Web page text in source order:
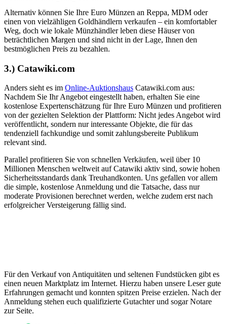
Alternativ können Sie Ihre Euro Münzen an Reppa, MDM oder
einen von vielzähligen Goldhändlern verkaufen – ein komfortabler
Weg, doch wie lokale Münzhändler leben diese Häuser von
beträchtlichen Margen und sind nicht in der Lage, Ihnen den
bestmöglichen Preis zu bezahlen.
3.) Catawiki.com
Anders sieht es im Online-Auktionshaus Catawiki.com aus:
Nachdem Sie Ihr Angebot eingestellt haben, erhalten Sie eine
kostenlose Expertenschätzung für Ihre Euro Münzen und profitieren
von der gezielten Selektion der Plattform: Nicht jedes Angebot wird
veröffentlicht, sondern nur interessante Objekte, die für das
tendenziell fachkundige und somit zahlungsbereite Publikum
relevant sind.
Parallel profitieren Sie von schnellen Verkäufen, weil über 10
Millionen Menschen weltweit auf Catawiki aktiv sind, sowie hohen
Sicherheitsstandards dank Treuhandkonten. Uns gefallen vor allem
die simple, kostenlose Anmeldung und die Tatsache, dass nur
moderate Provisionen berechnet werden, welche zudem erst nach
erfolgreicher Versteigerung fällig sind.
Für den Verkauf von Antiquitäten und seltenen Fundstücken gibt es
einen neuen Marktplatz im Internet. Hierzu haben unsere Leser gute
Erfahrungen gemacht und konnten spitzen Preise erzielen. Nach der
Anmeldung stehen euch qualifizierte Gutachter und sogar Notare
zur Seite.